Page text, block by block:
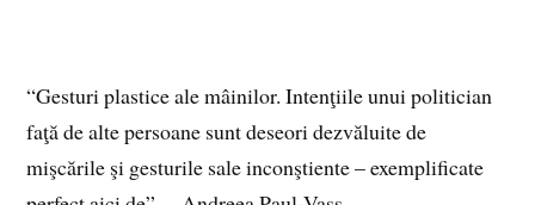
“Gesturi plastice ale mâinilor. Intenţiile unui politician
faţă de alte persoane sunt deseori dezvăluite de
mişcările şi gesturile sale inconştiente – exemplificate